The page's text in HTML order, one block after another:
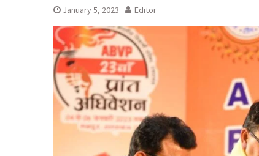
January 5, 2023 Editor